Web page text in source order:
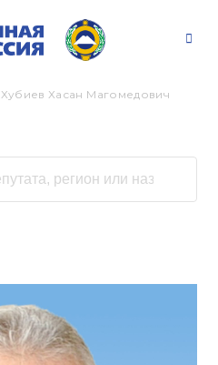
Хубиев Хасан Магомедович